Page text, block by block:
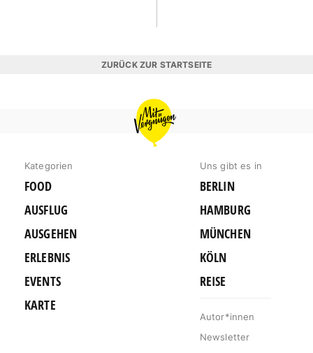
ZURÜCK ZUR STARTSEITE
MIT
VERGNÜGEN
KÖLN
Kategorien
FOOD
AUSFLUG
AUSGEHEN
ERLEBNIS
EVENTS
KARTE
Uns gibt es in
BERLIN
HAMBURG
MÜNCHEN
KÖLN
REISE
Autor*innen
Newsletter